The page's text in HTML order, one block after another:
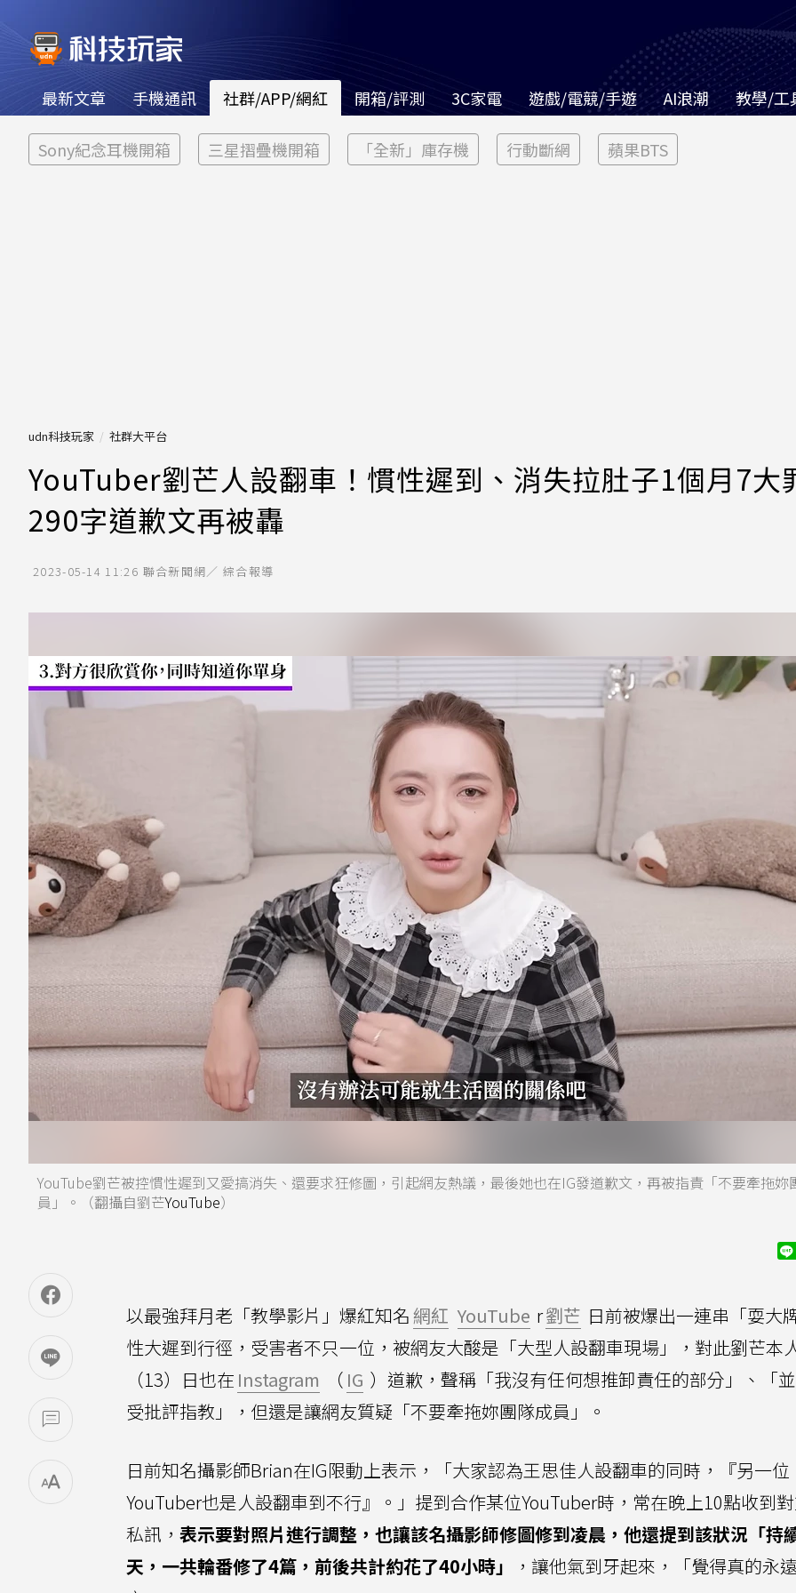
最新文章 手機通訊 社群/APP/網紅 開箱/評測 3C家電 遊戲/電競/手遊 AI浪潮 教學/工
Sony紀念耳機開箱 三星摺疊機開箱 「全新」庫存機 行動斷網 蘋果BTS
udn科技玩家 社群大平台
YouTuber劉芒人設翻車！慣性遲到、消失拉肚子1個月7大
290字道歉文再被轟
2023-05-14 11:26 聯合新聞網／ 綜合報導
YouTube劉芒被控慣性遲到又愛搞消失、還要求狂修圖，引起網友熱議，最後她也在IG發道歉文，再被指責「不要牽拖妳
員」。（翻攝自劉芒YouTube）
以最強拜月老「教學影片」爆紅知名網紅 YouTube r劉芒 日前被爆出一連串「耍大
性大遲到行徑，受害者不只一位，被網友大酸是「大型人設翻車現場」，對此劉芒本
（13）日也在 Instagram （ IG ）道歉，聲稱「我沒有任何想推卸責任的部分」、「
受批評指教」，但還是讓網友質疑「不要牽拖妳團隊成員」。
日前知名攝影師Brian在IG限動上表示，「大家認為王思佳人設翻車的同時，『另一位
YouTuber也是人設翻車到不行』。」提到合作某位YouTuber時，常在晚上10點收到
私訊， 表示要對照片進行調整，也讓該名攝影師修圖修到凌晨，他還提到該狀況「持
天，一共輪番修了4篇，前後共計約花了40小時」
，讓他氣到牙起來，「覺得真的永